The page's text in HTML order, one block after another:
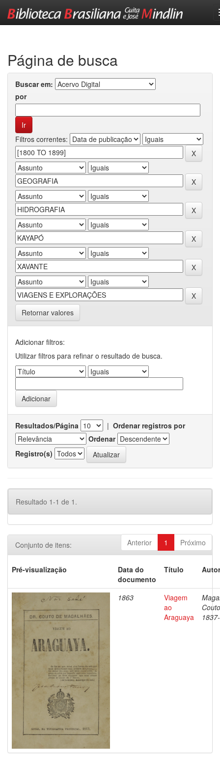
Página de busca
Buscar em:
por
Filtros correntes:
Retornar valores
Adicionar filtros:
Utilizar filtros para refinar o resultado de busca.
Resultados/Página | Ordenar registros por
Ordenar
Registro(s)
Resultado 1-1 de 1.
Anterior 1 Próximo
Conjunto de itens:
Pré-visualização
Data do
documento
Título
1863
Viagem
ao
Araguaya